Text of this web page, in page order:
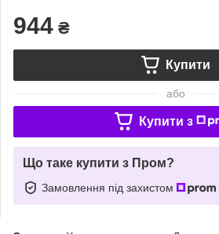
944 ₴
Купити
або
Купити з
Що таке купити з Пром?
Замовлення під захистом